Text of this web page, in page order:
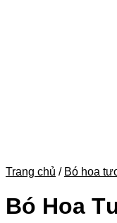
Trang chủ / Bó hoa
Bó Hoa